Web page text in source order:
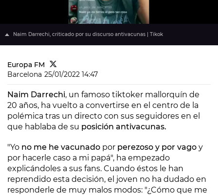
Naim Darrechi, criticado por su discurso antivacunas | Tikok
Europa FM
Barcelona 25/01/2022 14:47
Naim Darrechi, un famoso tiktoker mallorquín de
20 años, ha vuelto a convertirse en el centro de la
polémica tras un directo con sus seguidores en el
que hablaba de su posición antivacunas.
"Yo no me he vacunado por perezoso y por vago y
por hacerle caso a mi papá", ha empezado
explicándoles a sus fans. Cuando éstos le han
reprendido esta decisión, el joven no ha dudado en
responderle de muy malos modos: "¿Cómo que me